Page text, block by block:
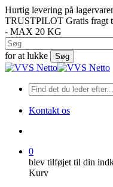
Spring
til
hovedindhold
Hurtig levering på lagervarer
TRUSTPILOT Gratis fragt
- MAX 20 KG
for at lukke
Søg
Luk
Kontakt os
0
blev tilføjet til din
Kurv